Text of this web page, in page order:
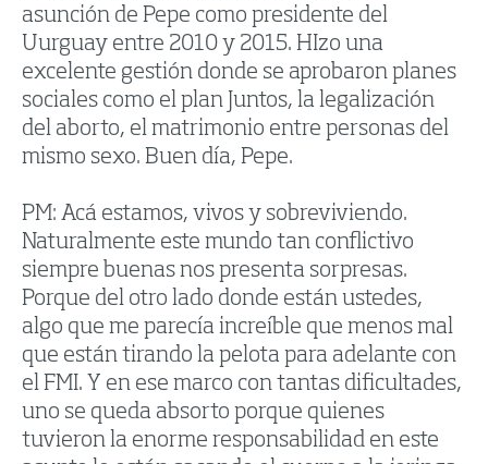
asunción de Pepe como presidente del
Uurguay entre 2010 y 2015. HIzo una
excelente gestión donde se aprobaron planes
sociales como el plan Juntos, la legalización
del aborto, el matrimonio entre personas del
mismo sexo. Buen día, Pepe.
PM: Acá estamos, vivos y sobreviviendo.
Naturalmente este mundo tan conflictivo
siempre buenas nos presenta sorpresas.
Porque del otro lado donde están ustedes,
algo que me parecía increíble que menos mal
que están tirando la pelota para adelante con
el FMI. Y en ese marco con tantas dificultades,
uno se queda absorto porque quienes
tuvieron la enorme responsabilidad en este